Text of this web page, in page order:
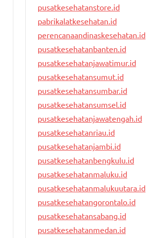
pusatkesehatanstore.id
pabrikalatkesehatan.id
perencanaandinaskesehatan.id
pusatkesehatanbanten.id
pusatkesehatanjawatimur.id
pusatkesehatansumut.id
pusatkesehatansumbar.id
pusatkesehatansumsel.id
pusatkesehatanjawatengah.id
pusatkesehatanriau.id
pusatkesehatanjambi.id
pusatkesehatanbengkulu.id
pusatkesehatanmaluku.id
pusatkesehatanmalukuutara.id
pusatkesehatangorontalo.id
pusatkesehatansabang.id
pusatkesehatanmedan.id